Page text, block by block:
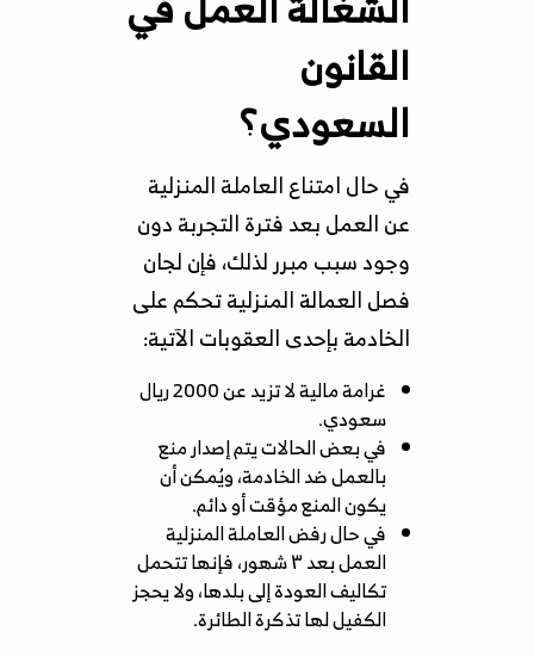
القانون
السعودي؟
في حال امتناع العاملة المنزلية
عن العمل بعد فترة التجربة دون
وجود سبب مبرر لذلك، فإن لجان
فصل العمالة المنزلية تحكم على
الخادمة بإحدى العقوبات الآتية:
غرامة مالية لا تزيد عن 2000 ريال
سعودي.
في بعض الحالات يتم إصدار منع
بالعمل ضد الخادمة، ويُمكن أن
يكون المنع مؤقت أو دائم.
في حال رفض العاملة المنزلية
العمل بعد ٣ شهور، فإنها تتحمل
تكاليف العودة إلى بلدها، ولا يحجز
الكفيل لها تذكرة الطائرة.